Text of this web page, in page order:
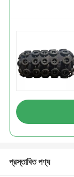
প্রস্তাবিত পণ্য